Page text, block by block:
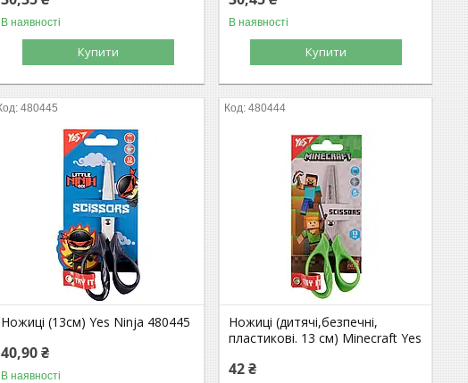
В наявності
Купити
В наявності
Купити
480445
Ножиці (13см) Yes Ninja 480445
40,90 ₴
В наявності
480444
Ножиці (дитячі,безпечні,
пластикові. 13 см) Minecraft Yes
42 ₴